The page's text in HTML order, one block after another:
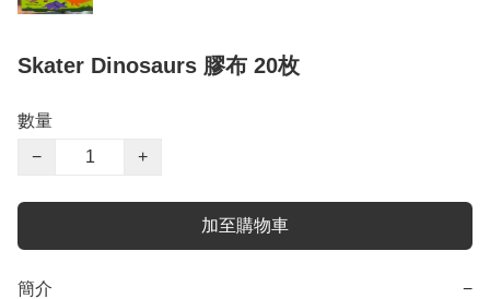
Skater Dinosaurs 膠布 20枚
數量
−
+
加至購物車
簡介 −